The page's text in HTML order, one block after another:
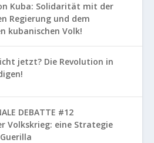
Kuba: Solidarität mit der
Regierung und dem
kubanischen Volk!
jetzt? Die Revolution in
DEBATTE #12
Volkskrieg: eine Strategie